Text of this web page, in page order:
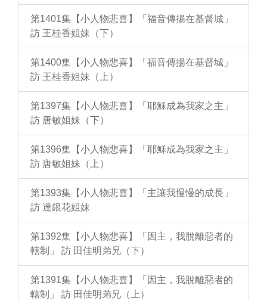
第1401集【小人物悲喜】「福音傳揚在基督城」
訪 王桂香姐妹（下）
第1400集【小人物悲喜】「福音傳揚在基督城」
訪 王桂香姐妹（上）
第1397集【小人物悲喜】「耶穌成為我家之主」
訪 唐敏姐妹（下）
第1396集【小人物悲喜】「耶穌成為我家之主」
訪 唐敏姐妹（上）
第1393集【小人物悲喜】「主讓我慢慢的成長」
訪 達銀花姐妹
第1392集【小人物悲喜】「因主，我脫離惡者的
轄制」 訪 田佳明弟兄（下）
第1391集【小人物悲喜】「因主，我脫離惡者的
轄制」 訪 田佳明弟兄（上）